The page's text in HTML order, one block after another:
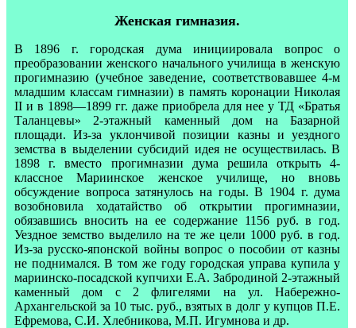
Женская гимназия.
В 1896 г. городская дума инициировала вопрос о
преобразовании женского начального училища в женскую
прогимназию (учебное заведение, соответствовавшее 4-м
младшим классам гимназии) в память коронации Николая
II и в 1898—1899 гг. даже приобрела для нее у ТД «Братья
Таланцевы» 2-этажный каменный дом на Базарной
площади. Из-за уклончивой позиции казны и уездного
земства в выделении субсидий идея не осуществилась. В
1898 г. вместо прогимназии дума решила открыть 4-
классное Мариинское женское училище, но вновь
обсуждение вопроса затянулось на годы. В 1904 г. дума
возобновила ходатайство об открытии прогимназии,
обязавшись вносить на ее содержание 1156 руб. в год.
Уездное земство выделило на те же цели 1000 руб. в год.
Из-за русско-японской войны вопрос о пособии от казны
не поднимался. В том же году городская управа купила у
мариинско-посадской купчихи Е.А. Забродиной 2-этажный
каменный дом с 2 флигелями на ул. Набережно-
Архангельской за 10 тыс. руб., взятых в долг у купцов П.Е.
Ефремова, С.И. Хлебникова, М.П. Игумнова и др.